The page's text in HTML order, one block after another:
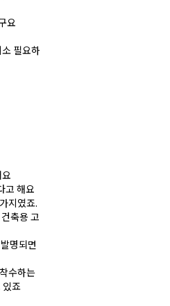
요
필요하
고 해요
지였죠.
축용 고
명되면
수하는
있죠